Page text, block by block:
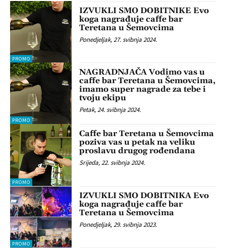
PROMO
IZVUKLI SMO DOBITNIKE Evo
koga nagrađuje caffe bar
Teretana u Šemovcima
Ponedjeljak, 27. svibnja 2024.
PROMO
NAGRADNJAČA Vodimo vas u
caffe bar Teretana u Šemovcima,
imamo super nagrade za tebe i
tvoju ekipu
Petak, 24. svibnja 2024.
PROMO
Caffe bar Teretana u Šemovcima
poziva vas u petak na veliku
proslavu drugog rođendana
Srijeda, 22. svibnja 2024.
PROMO
IZVUKLI SMO DOBITNIKA Evo
koga nagrađuje caffe bar
Teretana u Šemovcima
Ponedjeljak, 29. svibnja 2023.